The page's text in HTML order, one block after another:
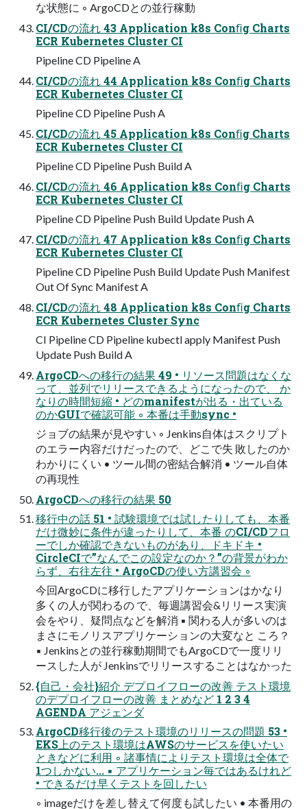
な状態に ◦ ArgoCDとの並行稼動
CI/CDの流れ 43 Application k8s Conﬁg Charts
ECR Kubernetes Cluster CI
Pipeline CD Pipeline A
CI/CDの流れ 44 Application k8s Conﬁg Charts
ECR Kubernetes Cluster CI
Pipeline CD Pipeline Push A
CI/CDの流れ 45 Application k8s Conﬁg Charts
ECR Kubernetes Cluster CI
Pipeline CD Pipeline Push Build A
CI/CDの流れ 46 Application k8s Conﬁg Charts
ECR Kubernetes Cluster CI
Pipeline CD Pipeline Push Build Update Push A
CI/CDの流れ 47 Application k8s Conﬁg Charts
ECR Kubernetes Cluster CI
Pipeline CD Pipeline Push Build Update Push Manifest
Out Of Sync Manifest A
CI/CDの流れ 48 Application k8s Conﬁg Charts
ECR Kubernetes Cluster Sync
CI Pipeline CD Pipeline kubectl apply Manifest Push
Update Push Build A
ArgoCDへの移行の結果 49 • リソース問題はなくな
って、並列でリリースできるようになったので、 か
なりの時間短縮 • どのmanifestが出る・出ている
のかGUIで確認可能 ◦ 本番は手動sync •
ジョブの結果が見やすい ◦ Jenkins自体はスクリプト
のエラー内容だけだったので、どこで失 敗したのか
わかりにくい • ツール間の密結合解消 • ツール自体
の再現性
ArgoCDへの移行の結果 50
移行中の話 51 • 試験環境では試したりしても、本番
だけ微妙に条件が違ったりして、本番 のCI/CDフロ
ーでしか確認できないものがあり、ドキドキ •
CircleCIで”なんでこの設定なのか？”の背景がわか
らず、右往左往 • ArgoCDの使い方講習会 ◦
今回ArgoCDに移行したアプリケーションはかなり
多くの人が関わるの で、毎週講習会&リリース実演
会をやり、疑問点などを解消 ▪ 関わる人が多いのは
まさにモノリスアプリケーションの大変なと ころ？
▪ Jenkinsとの並行稼動期間でもArgoCDで一度リリ
ースした人が Jenkinsでリリースすることはなかった
{自己・会社}紹介 デプロイフローの改善 テスト環境
のデプロイフローの改善 まとめなど 1 2 3 4
AGENDA アジェンダ
ArgoCD移行後のテスト環境のリリースの問題 53 •
EKS上のテスト環境はAWSのサービスを使いたい
ときなどに利用 ◦ 諸事情によりテスト環境は全体で
1つしかない... ▪ アプリケーション毎ではあるけれど
• できるだけ早くテストを回したい
◦ imageだけを差し替えて何度も試したい • 本番用の